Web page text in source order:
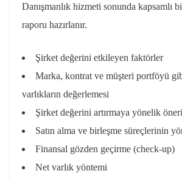
Danışmanlık hizmeti sonunda kapsamlı
raporu hazırlanır.
Şirket değerini etkileyen faktörler
Marka, kontrat ve müşteri portföyü
varlıkların değerlemesi
​​​​​​​Şirket değerini artırmaya yönelik
​​​​​​​Satın alma ve birleşme süreçlerinin
​​​​​​​Finansal gözden geçirme (check-up)
​​​​​​​Net varlık yöntemi